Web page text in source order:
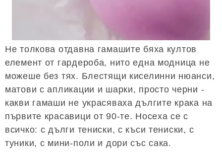
Не толкова отдавна гамашите бяха култов
елемент от гардероба, нито една модница не
можеше без тях. Блестящи киселинни нюанси,
матови с апликации и шарки, просто черни -
какви гамаши не украсяваха дългите крака на
първите красавици от 90-те. Носеха се с
всичко: с дълги тениски, с къси тениски, с
туники, с мини-поли и дори със сака.